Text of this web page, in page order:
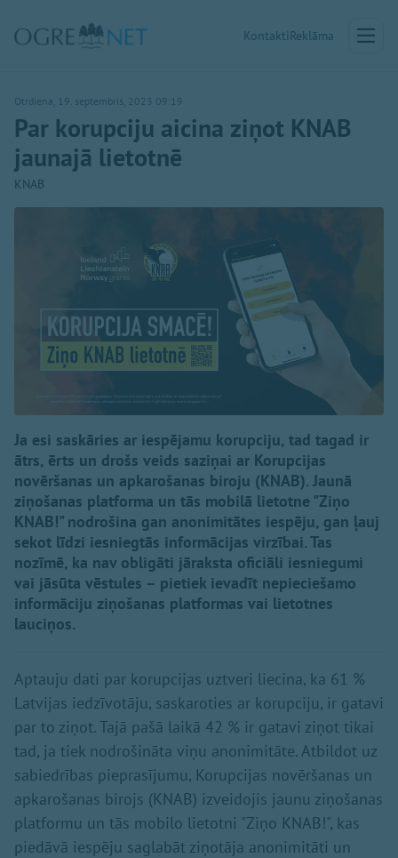
KontaktiReklāma
Otrdiena, 19. septembris, 2023 09:19
Par korupciju aicina ziņot KNAB
jaunajā lietotnē
KNAB
Ja esi saskāries ar iespējamu korupciju, tad tagad ir
ātrs, ērts un drošs veids saziņai ar Korupcijas
novēršanas un apkarošanas biroju (KNAB). Jaunā
ziņošanas platforma un tās mobilā lietotne "Ziņo
KNAB!" nodrošina gan anonimitātes iespēju, gan ļauj
sekot līdzi iesniegtās informācijas virzībai. Tas
nozīmē, ka nav obligāti jāraksta oficiāli iesniegumi
vai jāsūta vēstules – pietiek ievadīt nepieciešamo
informāciju ziņošanas platformas vai lietotnes
lauciņos.
Aptauju dati par korupcijas uztveri liecina, ka 61 %
Latvijas iedzīvotāju, saskaroties ar korupciju, ir gatavi
par to ziņot. Tajā pašā laikā 42 % ir gatavi ziņot tikai
tad, ja tiek nodrošināta viņu anonimitāte. Atbildot uz
sabiedrības pieprasījumu, Korupcijas novēršanas un
apkarošanas birojs (KNAB) izveidojis jaunu ziņošanas
platformu un tās mobilo lietotni "Ziņo KNAB!", kas
piedāvā iespēju saglabāt ziņotāja anonimitāti un